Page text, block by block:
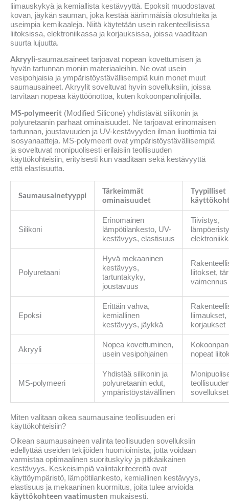
liimauskykyä ja kemiallista kestävyyttä. Epoksit muodostavat
kovan, jäykän sauman, joka kestää äärimmäisiä olosuhteita ja
useimpia kemikaaleja. Niitä käytetään usein rakenteellisissa
liitoksissa, elektroniikassa ja korjauksissa, joissa vaaditaan
suurta lujuutta.
Akryyli-saumausaineet tarjoavat nopean kovettumisen ja
hyvän tartunnan moniin materiaaleihin. Ne ovat usein
vesipohjaisia ja ympäristöystävällisempiä kuin monet muut
saumausaineet. Akryylit soveltuvat hyvin sovelluksiin, joissa
tarvitaan nopeaa käyttöönottoa, kuten kokoonpanolinjoilla.
MS-polymeerit (Modified Silicone) yhdistävät silikonin ja
polyuretaanin parhaat ominaisuudet. Ne tarjoavat erinomaisen
tartunnan, joustavuuden ja UV-kestävyyden ilman liuottimia tai
isosyanaatteja. MS-polymeerit ovat ympäristöystävällisempiä
ja soveltuvat monipuolisesti erilaisiin teollisuuden
käyttökohteisiin, erityisesti kun vaaditaan sekä kestävyyttä
että elastisuutta.
Saumausainetyyppi
Tärkeimmät
ominaisuudet
Tyypilliset
Silikoni
Erinomainen
lämpötilankesto, UV-
kestävyys, elastisuus
Tiivistys,
Polyuretaani
Hyvä mekaaninen
kestävyys,
tartuntakyky,
joustavuus
liitokset,
vaimennus
Epoksi
Erittäin vahva,
kemiallinen
kestävyys, jäykkä
liimaukset,
korjaukset
Akryyli
Nopea kovettuminen,
usein vesipohjainen
nopeat
MS-polymeeri
Yhdistää silikonin ja
polyuretaanin edut,
ympäristöystävällinen
sovellukset
Miten valitaan oikea saumausaine teollisuuden eri
käyttökohteisiin?
Oikean saumausaineen valinta teollisuuden sovelluksiin
edellyttää useiden tekijöiden huomioimista, jotta voidaan
varmistaa optimaalinen suorituskyky ja pitkäaikainen
kestävyys. Keskeisimpiä valintakriteereitä ovat
käyttöympäristö, lämpötilankesto, kemiallinen kestävyys,
elastisuus ja mekaaninen kuormitus, joita tulee arvioida
käyttökohteen vaatimusten mukaisesti.